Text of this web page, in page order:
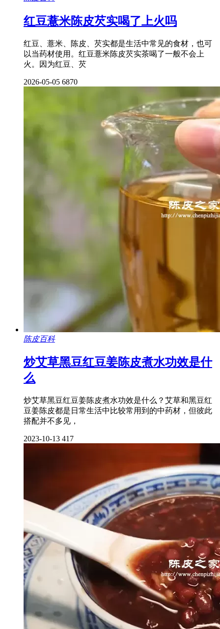
红豆薏米陈皮芡实喝了上火吗
红豆、薏米、陈皮、芡实都是生活中常见的食材，也可
以当药材使用。红豆薏米陈皮芡实茶喝了一般不会上
火。因为红豆、芡
2026-05-05 6870
陈皮百科
炒艾草黑豆红豆姜陈皮煮水功效是什
么
炒艾草黑豆红豆姜陈皮煮水功效是什么？艾草和黑豆红
豆姜陈皮都是日常生活中比较常用到的中药材，但彼此
搭配并不多见，
2023-10-13 417